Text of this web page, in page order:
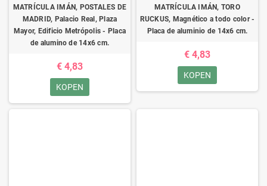
MATRÍCULA IMÁN, POSTALES DE
MADRID, Palacio Real, Plaza
Mayor, Edificio Metrópolis - Placa
de alumino de 14x6 cm.
€ 4,83
KOPEN
MATRÍCULA IMÁN, TORO
RUCKUS, Magnético a todo color -
Placa de aluminio de 14x6 cm.
€ 4,83
KOPEN